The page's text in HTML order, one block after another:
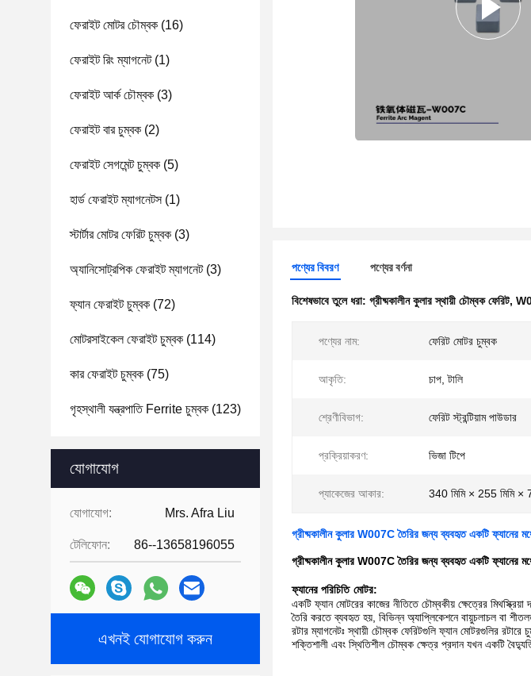
ফেরাইট মোটর চৌম্বক (16)
ফেরাইট রিং ম্যাগনেট(1)
ফেরাইট আর্ক চৌম্বক (3)
ফেরাইট বার চুম্বক (2)
ফেরাইট সেগমেন্ট চুম্বক (5)
হার্ড ফেরাইট ম্যাগনেটস(1)
স্টার্টার মোটর ফেরিট চুম্বক (3)
অ্যানিসোট্রপিক ফেরাইট ম্যাগনেট(3)
ফ্যান ফেরাইট চুম্বক (72)
মোটরসাইকেল ফেরাইট চুম্বক (114)
কার ফেরাইট চুম্বক (75)
গৃহস্থালী যন্ত্রপাতি Ferrite চুম্বক (123)
যোগাযোগ
যোগাযোগ: Mrs. Afra Liu
টেলিফোন: 86--13658196055
এখনই যোগাযোগ করুন
পণ্যের বিবরণ পণ্যের বর্ণনা
বিশেষভাবে তুলে ধরা: গ্রীষ্মকালীন কুলার স্থায়ী চৌম্বক ফেরিট,
পণ্যের নাম: ফেরিট মোটর চুম্বক
আকৃতি: চাপ, টালি
শ্রেণীবিভাগ: ফেরিট স্ট্রন্টিয়াম পাউডার
প্রক্রিয়াকরণ: ভিজা টিপে
প্যাকেজের আকার: 340 মিমি × 255 মিমি ×
গ্রীষ্মকালীন কুলার W007C তৈরির জন্য ব্যবহৃত একটি ফ্যানের
গ্রীষ্মকালীন কুলার W007C তৈরির জন্য ব্যবহৃত একটি ফ্যানের
ফ্যানের পরিচিতি মোটর:
একটি ফ্যান মোটরের কাজের নীতিতে চৌম্বকীয় ক্ষেত্রের
তৈরি করতে ব্যবহৃত হয়, বিভিন্ন অ্যাপ্লিকেশনে বায়ুচলাচল বা
রটার ম্যাগনেটঃ স্থায়ী চৌম্বক ফেরিটগুলি ফ্যান মোটরগুলির
শক্তিশালী এবং স্থিতিশীল চৌম্বক ক্ষেত্র প্রদান যখন একটি